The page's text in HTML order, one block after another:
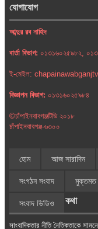
যোগাযোগ
আব্দুর রব নাহিদ
বার্তা বিভাগ: ০১৩১৬০২৫৯৮২,
ই-মেইল:
বিজ্ঞাপন বিভাগ: ০১৩১৬০২৫৯৮৪
©চাঁপাইনবাবগঞ্জটিভি ২০১৮
চাঁপাইনবাবগঞ্জ-৬৩০০
হোম আজ সারাদিন
সংগঠন সংবাদ মুক্তমত
সংবাদ ভিডিও কথা
সাংবাদিকতার নীতি নৈতিকতাকে